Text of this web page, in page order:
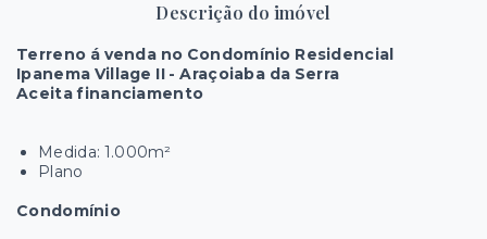
Descrição do imóvel
Terreno á venda no Condomínio Residencial
Ipanema Village II - Araçoiaba da Serra
Aceita financiamento
Medida: 1.000m²
Plano
Condomínio